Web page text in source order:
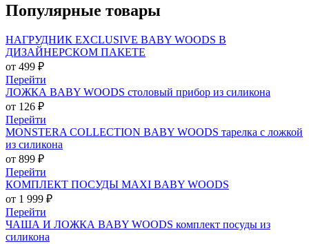
Популярные товары
НАГРУДНИК EXCLUSIVE BABY WOODS В
ДИЗАЙНЕРСКОМ ПАКЕТЕ
от 499 ₽
Перейти
ЛОЖКА BABY WOODS столовый прибор из силикона
от 126 ₽
Перейти
MONSTERA COLLECTION BABY WOODS тарелка с ложкой
из силикона
от 899 ₽
Перейти
КОМПЛЕКТ ПОСУДЫ MAXI BABY WOODS
от 1 999 ₽
Перейти
ЧАША И ЛОЖКА BABY WOODS комплект посуды из
силикона